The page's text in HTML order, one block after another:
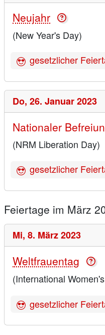
Neujahr
(New Year's Day)
gesetzlicher
Do, 26. Januar 2023
Nationaler
(NRM Liberation Day)
gesetzlicher
Feiertage im März
Mi, 8. März 2023
Weltfrauentag
(International
gesetzlicher